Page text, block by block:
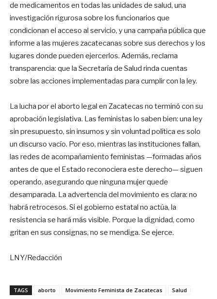
de medicamentos en todas las unidades de salud, una
investigación rigurosa sobre los funcionarios que
condicionan el acceso al servicio, y una campaña pública que
informe a las mujeres zacatecanas sobre sus derechos y los
lugares donde pueden ejercerlos. Además, reclama
transparencia: que la Secretaría de Salud rinda cuentas
sobre las acciones implementadas para cumplir con la ley.
La lucha por el aborto legal en Zacatecas no terminó con su
aprobación legislativa. Las feministas lo saben bien: una ley
sin presupuesto, sin insumos y sin voluntad política es solo
un discurso vacío. Por eso, mientras las instituciones fallan,
las redes de acompañamiento feministas —formadas años
antes de que el Estado reconociera este derecho— siguen
operando, asegurando que ninguna mujer quede
desamparada. La advertencia del movimiento es clara: no
habrá retrocesos. Si el gobierno estatal no actúa, la
resistencia se hará más visible. Porque la dignidad, como
gritan en sus consignas, no se mendiga. Se ejerce.
LNY/Redacción
TAGS aborto Movimiento Feminista de Zacatecas
Salud